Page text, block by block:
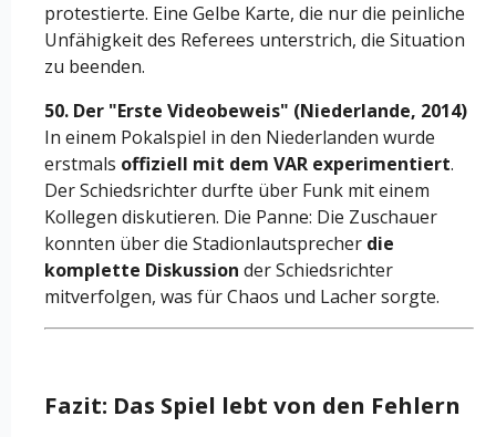
protestierte. Eine Gelbe Karte, die nur die peinliche
Unfähigkeit des Referees unterstrich, die Situation
zu beenden.
50. Der "Erste Videobeweis" (Niederlande, 2014)
In einem Pokalspiel in den Niederlanden wurde
erstmals offiziell mit dem VAR experimentiert.
Der Schiedsrichter durfte über Funk mit einem
Kollegen diskutieren. Die Panne: Die Zuschauer
konnten über die Stadionlautsprecher die
komplette Diskussion der Schiedsrichter
mitverfolgen, was für Chaos und Lacher sorgte.
Fazit: Das Spiel lebt von den Fehlern